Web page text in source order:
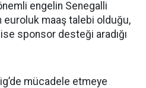
engelin Senegalli
euroluk maaş talebi olduğu,
sponsor desteği aradığı
mücadele etmeye